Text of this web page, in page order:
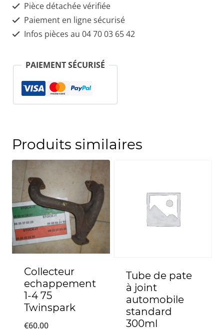
LÈVE-
VITRE
ALFA
0605288000
Pièce détachée vérifiée
Paiement en ligne sécurisé
Infos pièces au 04 70 03 65 42
PAIEMENT SÉCURISÉ
Produits similaires
Collecteur
echappement
1-4 75
Twinspark
€60.00
Tube de pate
à joint
automobile
standard
300ml